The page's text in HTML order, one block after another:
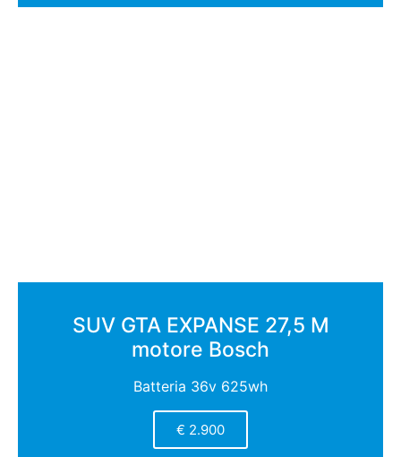
SUV GTA EXPANSE 27,5 M
motore Bosch
Batteria 36v 625wh
€ 2.900